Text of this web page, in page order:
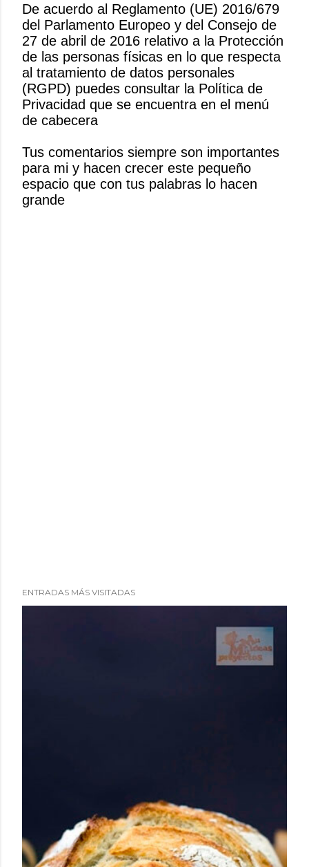
P
u
b
l
i
c
a
u
n
c
o
De acuerdo al Reglamento (UE) 2016/679
del Parlamento Europeo y del Consejo de
27 de abril de 2016 relativo a la Protección
de las personas físicas en lo que respecta
al tratamiento de datos personales
(RGPD) puedes consultar la Política de
Privacidad que se encuentra en el menú
de cabecera
Tus comentarios siempre son importantes
para mi y hacen crecer este pequeño
espacio que con tus palabras lo hacen
grande
ENTRADAS MÁS VISITADAS